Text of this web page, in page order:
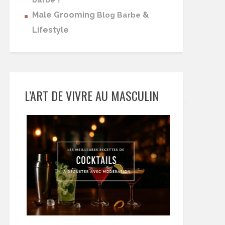
Male Grooming Blog Barbe &
Lifestyle
L’ART DE VIVRE AU MASCULIN